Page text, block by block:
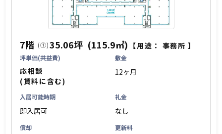
7階 (①)35.06坪 (115.9㎡) 【用途： 事務所 】
坪単価(共益費)
応相談
(賃料に含む)
敷金
12ヶ月
入居可能時期
即入居可
礼金
なし
償却 更新料